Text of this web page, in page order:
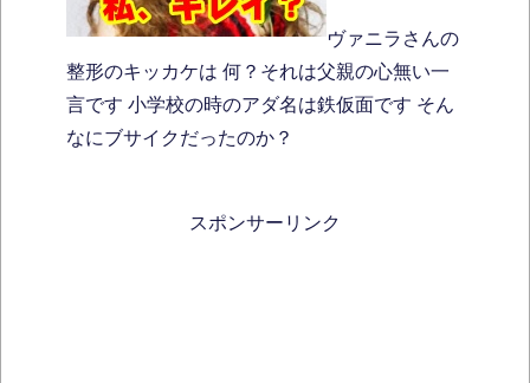
ヴァニラさんの
整形のキッカケは 何？それは父親の心無い一
言です 小学校の時のアダ名は鉄仮面です そん
なにブサイクだったのか？
スポンサーリンク